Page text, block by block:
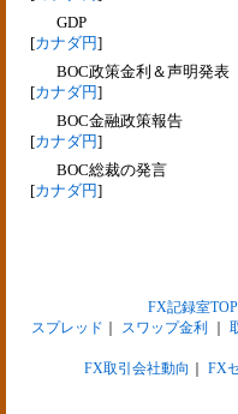
GDP
[カナダ円]
BOC政策金利＆声明発表
[カナダ円]
BOC金融政策報告
[カナダ円]
BOC総裁の発言
[カナダ円]
FX記録室TOP
スプレッド
スワップ金利
FX取引会社動向 FX